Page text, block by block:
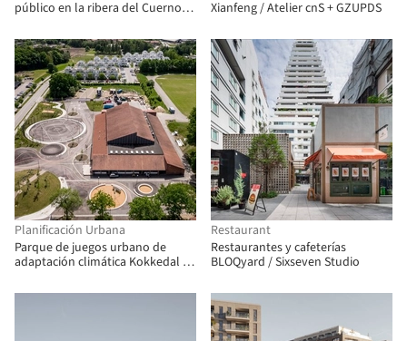
público en la ribera del Cuerno
Xianfeng / Atelier cnS + GZUPDS
Planificación Urbana
Parque de juegos urbano de
adaptación climática Kokkedal /
Restaurant
Restaurantes y cafeterías
BLOQyard / Sixseven Studio